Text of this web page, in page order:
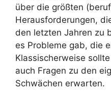
über die größten
Herausforderungen,
den letzten Jahren zu
es Probleme gab, die
Klassischerweise
auch Fragen zu den
Schwächen erwarten.